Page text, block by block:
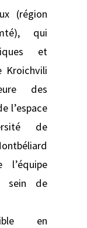
(région
qui
et
Kroichvili
des
l’espace
de
l’équipe
sein de
en